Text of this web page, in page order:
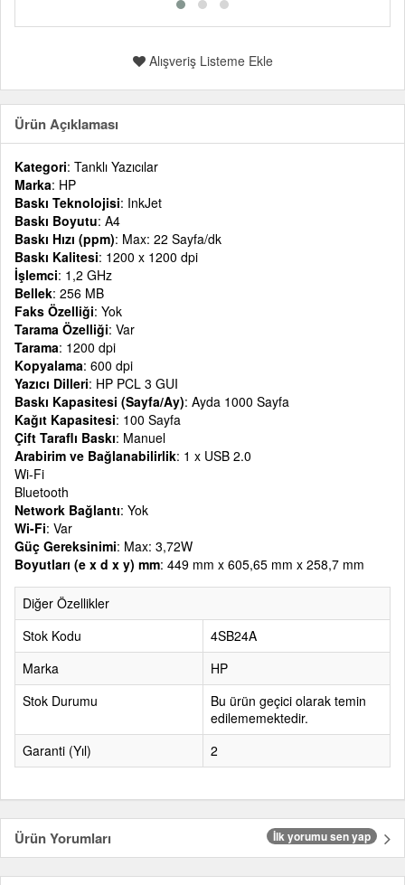
Alışveriş Listeme Ekle
Ürün Açıklaması
Kategori: Tanklı Yazıcılar
Marka: HP
Baskı Teknolojisi: InkJet
Baskı Boyutu: A4
Baskı Hızı (ppm): Max: 22 Sayfa/dk
Baskı Kalitesi: 1200 x 1200 dpi
İşlemci: 1,2 GHz
Bellek: 256 MB
Faks Özelliği: Yok
Tarama Özelliği: Var
Tarama: 1200 dpi
Kopyalama: 600 dpi
Yazıcı Dilleri: HP PCL 3 GUI
Baskı Kapasitesi (Sayfa/Ay): Ayda 1000 Sayfa
Kağıt Kapasitesi: 100 Sayfa
Çift Taraflı Baskı: Manuel
Arabirim ve Bağlanabilirlik: 1 x USB 2.0
Wi-Fi
Bluetooth
Network Bağlantı: Yok
Wi-Fi: Var
Güç Gereksinimi: Max: 3,72W
Boyutları (e x d x y) mm: 449 mm x 605,65 mm x 258,7 mm
Diğer Özellikler
Stok Kodu
4SB24A
Marka
HP
Stok Durumu
Bu ürün geçici olarak temin
edilememektedir.
Garanti (Yıl)
2
Ürün Yorumları İlk yorumu sen yap